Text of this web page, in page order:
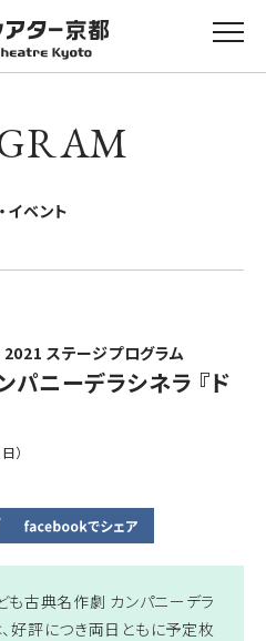
イベント
ステージプログラム
パニーデラシネラ 『ド
）
も古典名作劇 カンパニーデラ
、好評につき両日ともに予定枚